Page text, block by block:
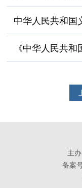
中华人民共和国
《中华人民共
主
备案